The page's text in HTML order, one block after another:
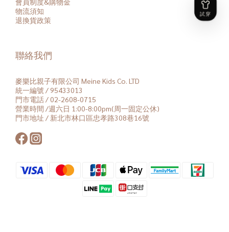
物流須知
退換貨政策
聯絡我們
麥樂比親子有限公司 Meine Kids Co. LTD
統一編號 / 95433013
門市電話 / 02-2608-0715
營業時間 /週六日 1:00-8:00pm(周一固定公休)
門市地址 / 新北市林口區忠孝路308巷16號